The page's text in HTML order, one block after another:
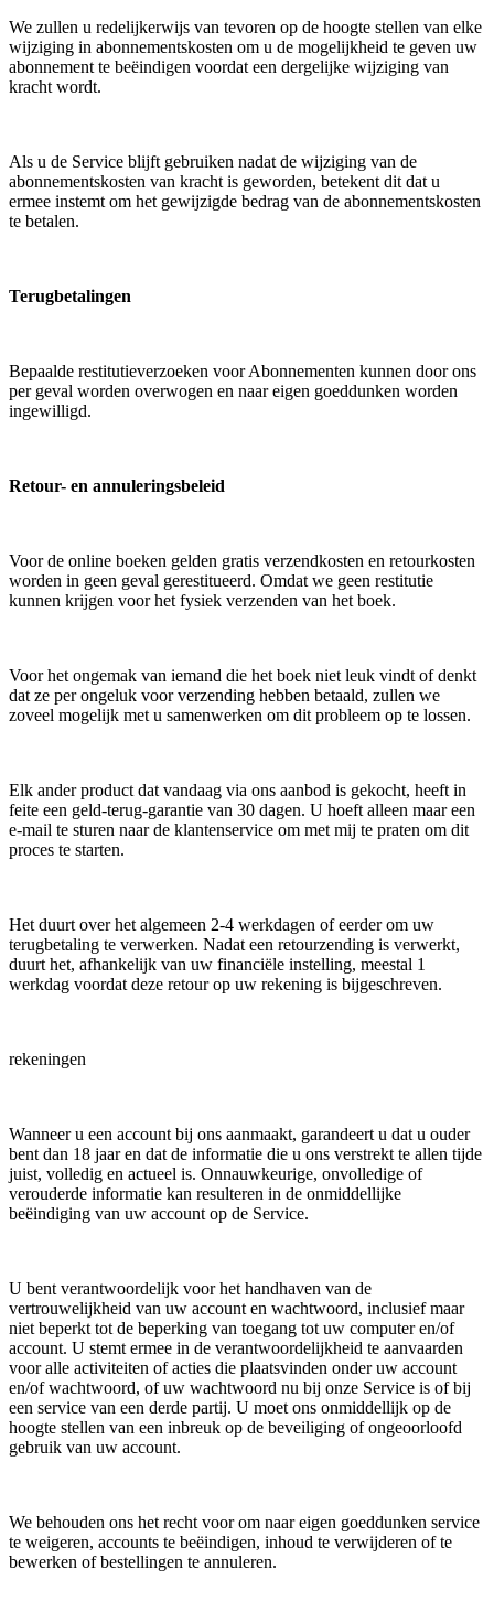
We zullen u redelijkerwijs van tevoren op de hoogte stellen van elke
wijziging in abonnementskosten om u de mogelijkheid te geven uw
abonnement te beëindigen voordat een dergelijke wijziging van
kracht wordt.
Als u de Service blijft gebruiken nadat de wijziging van de
abonnementskosten van kracht is geworden, betekent dit dat u
ermee instemt om het gewijzigde bedrag van de abonnementskosten
te betalen.
Terugbetalingen
Bepaalde restitutieverzoeken voor Abonnementen kunnen door ons
per geval worden overwogen en naar eigen goeddunken worden
ingewilligd.
Retour- en annuleringsbeleid
Voor de online boeken gelden gratis verzendkosten en retourkosten
worden in geen geval gerestitueerd. Omdat we geen restitutie
kunnen krijgen voor het fysiek verzenden van het boek.
Voor het ongemak van iemand die het boek niet leuk vindt of denkt
dat ze per ongeluk voor verzending hebben betaald, zullen we
zoveel mogelijk met u samenwerken om dit probleem op te lossen.
Elk ander product dat vandaag via ons aanbod is gekocht, heeft in
feite een geld-terug-garantie van 30 dagen. U hoeft alleen maar een
e-mail te sturen naar de klantenservice om met mij te praten om dit
proces te starten.
Het duurt over het algemeen 2-4 werkdagen of eerder om uw
terugbetaling te verwerken. Nadat een retourzending is verwerkt,
duurt het, afhankelijk van uw financiële instelling, meestal 1
werkdag voordat deze retour op uw rekening is bijgeschreven.
rekeningen
Wanneer u een account bij ons aanmaakt, garandeert u dat u ouder
bent dan 18 jaar en dat de informatie die u ons verstrekt te allen tijde
juist, volledig en actueel is. Onnauwkeurige, onvolledige of
verouderde informatie kan resulteren in de onmiddellijke
beëindiging van uw account op de Service.
U bent verantwoordelijk voor het handhaven van de
vertrouwelijkheid van uw account en wachtwoord, inclusief maar
niet beperkt tot de beperking van toegang tot uw computer en/of
account. U stemt ermee in de verantwoordelijkheid te aanvaarden
voor alle activiteiten of acties die plaatsvinden onder uw account
en/of wachtwoord, of uw wachtwoord nu bij onze Service is of bij
een service van een derde partij. U moet ons onmiddellijk op de
hoogte stellen van een inbreuk op de beveiliging of ongeoorloofd
gebruik van uw account.
We behouden ons het recht voor om naar eigen goeddunken service
te weigeren, accounts te beëindigen, inhoud te verwijderen of te
bewerken of bestellingen te annuleren.